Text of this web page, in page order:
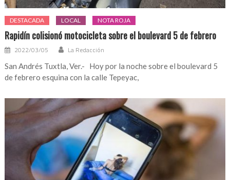
DESTACADA LOCAL NOTA ROJA
Rapidín colisionó motocicleta sobre el boulevard 5 de febrero
2022/03/05 La Redacción
San Andrés Tuxtla, Ver.- Hoy por la noche sobre el boulevard 5
de febrero esquina con la calle Tepeyac,